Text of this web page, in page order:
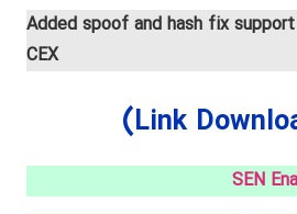
Added spoof and hash fix
CEX